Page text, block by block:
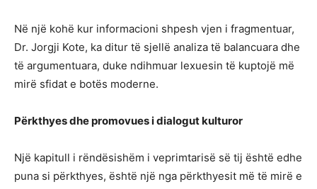
Në një kohë kur informacioni shpesh vjen i fragmentuar,
Dr. Jorgji Kote, ka ditur të sjellë analiza të balancuara dhe
të argumentuara, duke ndihmuar lexuesin të kuptojë më
mirë sfidat e botës moderne.
Përkthyes dhe promovues i dialogut kulturor
Një kapitull i rëndësishëm i veprimtarisë së tij është edhe
puna si përkthyes, është një nga përkthyesit më të mirë e